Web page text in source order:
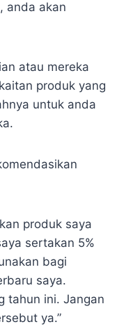
anda akan
atau mereka
produk yang
untuk anda
produk saya
sertakan 5%
bagi
saya.
tahun ini. Jangan
ya.”